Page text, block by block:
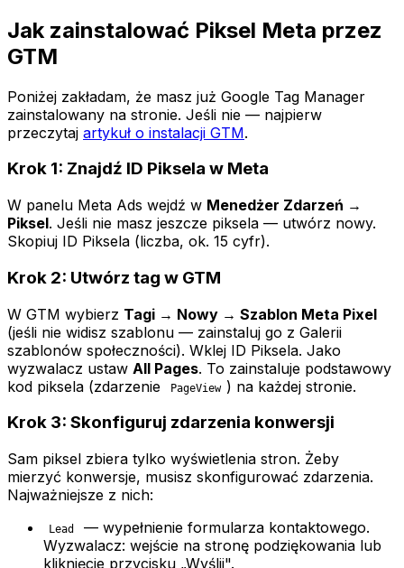
Jak zainstalować Piksel Meta przez
GTM
Poniżej zakładam, że masz już Google Tag Manager
zainstalowany na stronie. Jeśli nie — najpierw
przeczytaj artykuł o instalacji GTM.
Krok 1: Znajdź ID Piksela w Meta
W panelu Meta Ads wejdź w Menedżer Zdarzeń →
Piksel. Jeśli nie masz jeszcze piksela — utwórz nowy.
Skopiuj ID Piksela (liczba, ok. 15 cyfr).
Krok 2: Utwórz tag w GTM
W GTM wybierz Tagi → Nowy → Szablon Meta Pixel
(jeśli nie widisz szablonu — zainstaluj go z Galerii
szablonów społeczności). Wklej ID Piksela. Jako
wyzwalacz ustaw All Pages. To zainstaluje podstawowy
kod piksela (zdarzenie
PageView ) na każdej stronie.
Krok 3: Skonfiguruj zdarzenia konwersji
Sam piksel zbiera tylko wyświetlenia stron. Żeby
mierzyć konwersje, musisz skonfigurować zdarzenia.
Najważniejsze z nich:
Lead
— wypełnienie formularza kontaktowego.
Wyzwalacz: wejście na stronę podziękowania lub
kliknięcie przycisku „Wyślij".